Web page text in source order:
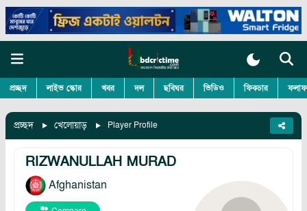
প্রচ্ছদ লাইভ স্কোর খবর দল ছবিঘর ভিডিও ফিকচার
প্রচ্ছদ খেলোয়াড় Player Profile
RIZWANULLAH MURAD
Afghanistan